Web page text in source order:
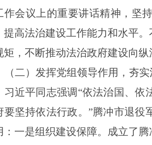
作会议上的重要讲话精神，坚
提高法治建设工作能力和水平
矩，不断推动法治政府建设向
（二）发挥党组领导作用，夯
习近平同志强调 “依法治国、依
要坚持依法行政。”腾冲市退
：一是组织建设保障。成立了